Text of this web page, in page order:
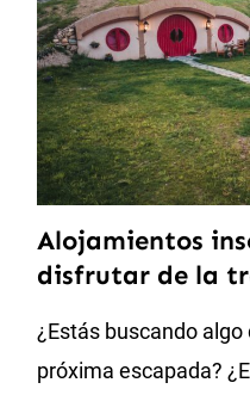
Alojamientos
disfrutar de la
¿Estás buscando
próxima escapada?